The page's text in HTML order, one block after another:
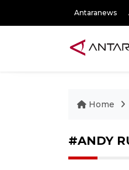
Antaranews
Home
#ANDY